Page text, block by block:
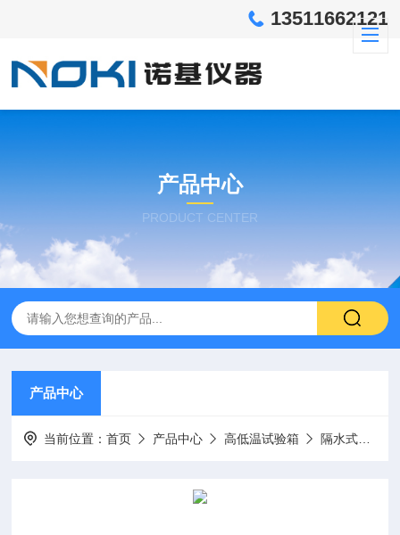
13511662121
产品中心
PRODUCT CENTER
产品中心
当前位置：首页 产品中心 高低温试验箱 隔水式培养箱